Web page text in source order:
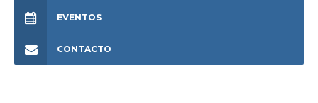
EVENTOS
CONTACTO